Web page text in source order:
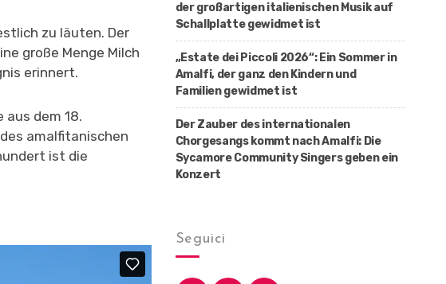
zu läuten. Der
große Menge Milch
erinnert.
dem 18.
amalfitanischen
ist die
der großartigen italienischen Musik auf
Schallplatte gewidmet ist
„Estate dei Piccoli 2026“: Ein Sommer in
Amalfi, der ganz den Kindern und
Familien gewidmet ist
Der Zauber des internationalen
Chorgesangs kommt nach Amalfi: Die
Sycamore Community Singers geben ein
Konzert
Seguici